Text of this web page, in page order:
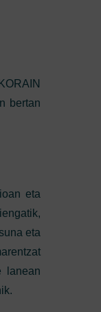
bertan
eta
eta
lanean